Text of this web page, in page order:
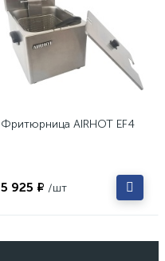
Фритюрница AIRHOT EF4
5 925 ₽ /шт